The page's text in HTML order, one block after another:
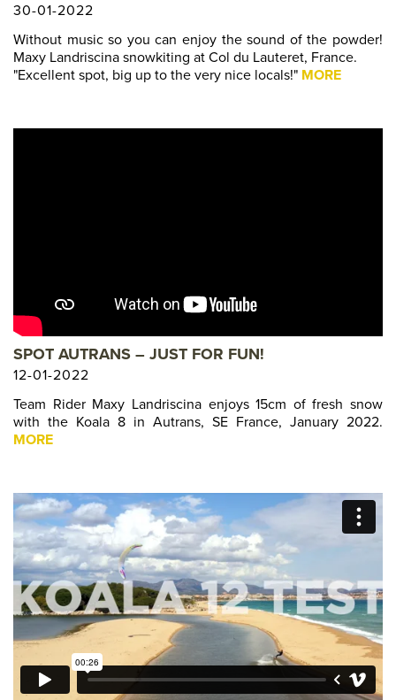
30-01-2022
Without music so you can enjoy the sound of the powder!
Maxy Landriscina snowkiting at Col du Lauteret, France.
"Excellent spot, big up to the very nice locals!" MORE
SPOT AUTRANS – JUST FOR FUN!
12-01-2022
Team Rider Maxy Landriscina enjoys 15cm of fresh snow
with the Koala 8 in Autrans, SE France, January 2022.
MORE